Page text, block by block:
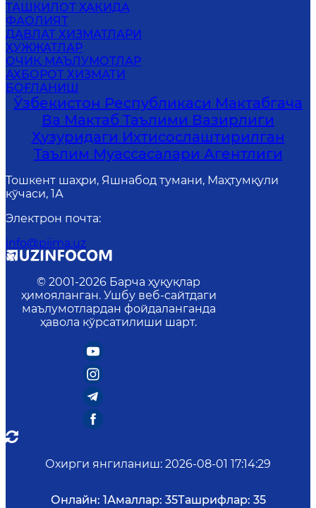
ТАШКИЛОТ ҲАҚИДА
ФАОЛИЯТ
ДАВЛАТ ХИЗМАТЛАРИ
ҲУЖЖАТЛАР
ОЧИҚ МАЪЛУМОТЛАР
АХБОРОТ ХИЗМАТИ
БОҒЛАНИШ
Ўзбекистон Республикаси Мактабгача
Ва Мактаб Таълими Вазирлиги
Ҳузуридаги Ихтисослаштирилган
Таълим Муассасалари Агентлиги
Тошкент шаҳри, Яшнабод тумани, Маҳтумқули
кўчаси, 1А
Электрон почта:
info@piima.uz
© 2001-2026 Барча ҳуқуқлар
ҳимояланган. Ушбу веб-сайтдаги
маълумотлардан фойдаланганда
ҳавола кўрсатилиши шарт.
Охирги янгиланиш: 2026-08-01 17:14:29
Онлайн: 1Амаллар: 35Ташрифлар: 35